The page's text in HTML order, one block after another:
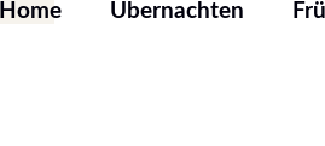
Home Übernachten